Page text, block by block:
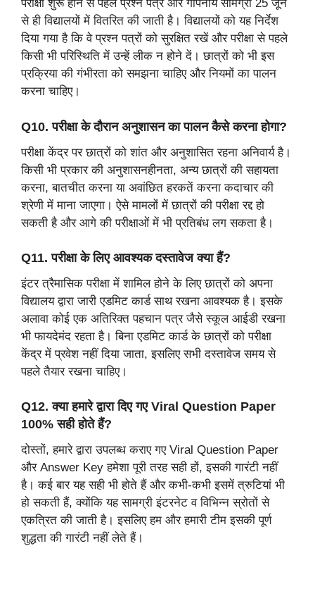
परीक्षा शुरू होने से पहले प्रश्न पत्र और गोपनीय सामग्री 25 जून
से ही विद्यालयों में वितरित की जाती है। विद्यालयों को यह निर्देश
दिया गया है कि वे प्रश्न पत्रों को सुरक्षित रखें और परीक्षा से पहले
किसी भी परिस्थिति में उन्हें लीक न होने दें। छात्रों को भी इस
प्रक्रिया की गंभीरता को समझना चाहिए और नियमों का पालन
करना चाहिए।
Q10. परीक्षा के दौरान अनुशासन का पालन कैसे करना होगा?
परीक्षा केंद्र पर छात्रों को शांत और अनुशासित रहना अनिवार्य है।
किसी भी प्रकार की अनुशासनहीनता, अन्य छात्रों की सहायता
करना, बातचीत करना या अवांछित हरकतें करना कदाचार की
श्रेणी में माना जाएगा। ऐसे मामलों में छात्रों की परीक्षा रद्द हो
सकती है और आगे की परीक्षाओं में भी प्रतिबंध लग सकता है।
Q11. परीक्षा के लिए आवश्यक दस्तावेज क्या हैं?
इंटर त्रैमासिक परीक्षा में शामिल होने के लिए छात्रों को अपना
विद्यालय द्वारा जारी एडमिट कार्ड साथ रखना आवश्यक है। इसके
अलावा कोई एक अतिरिक्त पहचान पत्र जैसे स्कूल आईडी रखना
भी फायदेमंद रहता है। बिना एडमिट कार्ड के छात्रों को परीक्षा
केंद्र में प्रवेश नहीं दिया जाता, इसलिए सभी दस्तावेज समय से
पहले तैयार रखना चाहिए।
Q12. क्या हमारे द्वारा दिए गए Viral Question Paper
100% सही होते हैं?
दोस्तों, हमारे द्वारा उपलब्ध कराए गए Viral Question Paper
और Answer Key हमेशा पूरी तरह सही हों, इसकी गारंटी नहीं
है। कई बार यह सही भी होते हैं और कभी-कभी इसमें त्रुटियां भी
हो सकती हैं, क्योंकि यह सामग्री इंटरनेट व विभिन्न स्रोतों से
एकत्रित की जाती है। इसलिए हम और हमारी टीम इसकी पूर्ण
शुद्धता की गारंटी नहीं लेते हैं।